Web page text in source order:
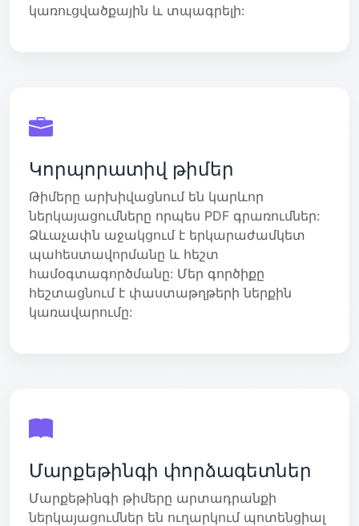
կառուցվածքային և տպագրելի:
Կորպորատիվ թիմեր
Թիմերը արխիվացնում են կարևոր
ներկայացումները որպես PDF գրառումներ:
Ձևաչափն աջակցում է երկարաժամկետ
պահեստավորմանը և հեշտ
համօգտագործմանը: Մեր գործիքը
հեշտացնում է փաստաթղթերի ներքին
կառավարումը:
Մարքեթինգի փորձագետներ
Մարքեթինգի թիմերը արտադրանքի
ներկայացումներ են ուղարկում պոտենցիալ